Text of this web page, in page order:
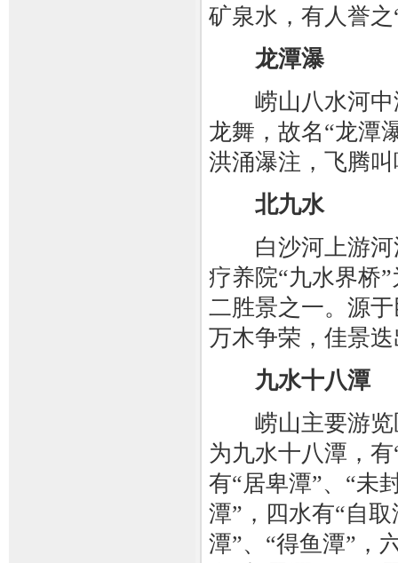
矿泉水，有人誉
龙潭瀑
崂山八水河中
龙舞，故名“龙潭
洪涌瀑注，飞腾
北九水
白沙河上游河
疗养院“九水界桥
二胜景之一。源
万木争荣，佳景
九水十八潭
崂山主要游览
为九水十八潭，
有“居卑潭”、“未
潭”，四水有“自
潭”、“得鱼潭”，